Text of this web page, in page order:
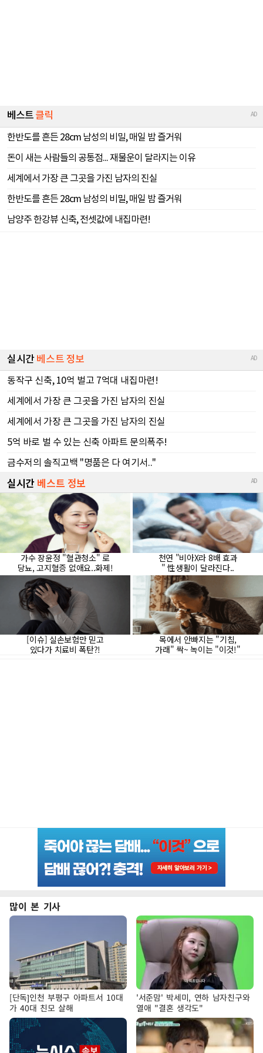
많이 본 기사
[단독]인천 부평구 아파트서 10대
가 40대 친모 살해
'서준맘' 박세미, 연하 남자친구와
열애 "결혼 생각도"